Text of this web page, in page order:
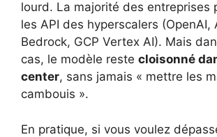
lourd. La majorité des entreprises
les API des hyperscalers (OpenAI,
Bedrock, GCP Vertex AI). Mais
cas, le modèle reste cloisonné
center, sans jamais « mettre les
cambouis ».
En pratique, si vous voulez